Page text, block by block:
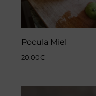
Pocula Miel
20.00€